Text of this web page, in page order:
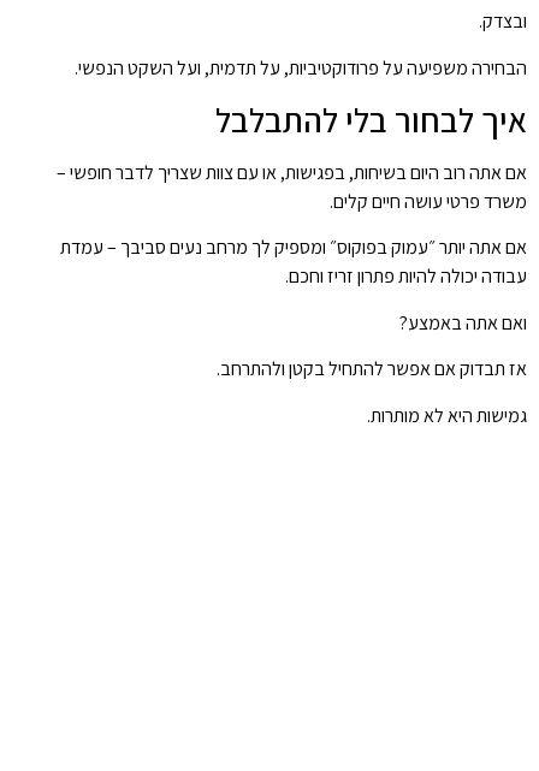
ובצדק.
הבחירה משפיעה על פרודוקטיביות, על תדמית, ועל השקט הנפשי.
איך לבחור בלי להתבלבל
אם אתה רוב היום בשיחות, בפגישות, או עם צוות שצריך לדבר חופשי –
משרד פרטי עושה חיים קלים.
אם אתה יותר ״עמוק בפוקוס״ ומספיק לך מרחב נעים סביבך – עמדת
עבודה יכולה להיות פתרון זריז וחכם.
ואם אתה באמצע?
אז תבדוק אם אפשר להתחיל בקטן ולהתרחב.
גמישות היא לא מותרות.